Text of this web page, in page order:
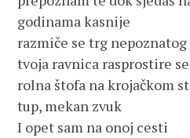
godinama kasnije
razmiče se trg nepoznatog
tvoja ravnica rasprostire
rolna štofa na krojačkom
tup, mekan zvuk
I opet sam na onoj cesti